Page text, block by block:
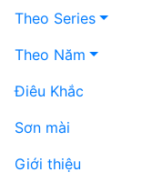
Theo Series
Theo Năm
Điêu Khắc
Sơn mài
Giới thiệu